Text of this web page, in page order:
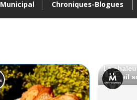
Municipal Chroniques-Blogues